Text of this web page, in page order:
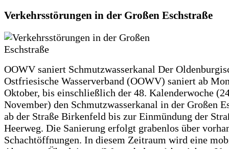
Verkehrsstörungen in der Großen Eschstraße
OOWV saniert Schmutzwasserkanal Der
Ostfriesische Wasserverband (OOWV) saniert ab
Oktober, bis einschließlich der 48. Kalenderwoche
November) den Schmutzwasserkanal in der Großen
ab der Straße Birkenfeld bis zur Einmündung der
Heerweg. Die Sanierung erfolgt grabenlos über
Schachtöffnungen. In diesem Zeitraum wird eine